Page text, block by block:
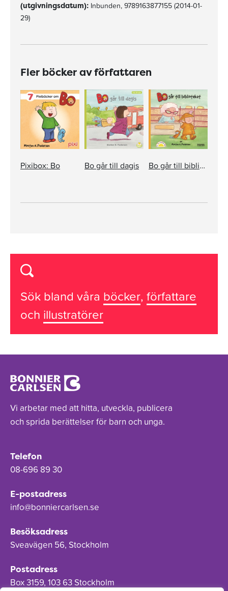
(utgivningsdatum): Inbunden, 9789163877155 (2014-01-
29)
Fler böcker av författaren
Pixibox: Bo Bo går till dagis Bo går till biblioteket
Sök bland våra böcker, författare
och illustratörer
Vi arbetar med att hitta, utveckla, publicera
och sprida berättelser för barn och unga.
Telefon
08-696 89 30
E-postadress
info@bonniercarlsen.se
Besöksadress
Sveavägen 56, Stockholm
Postadress
Box 3159, 103 63 Stockholm